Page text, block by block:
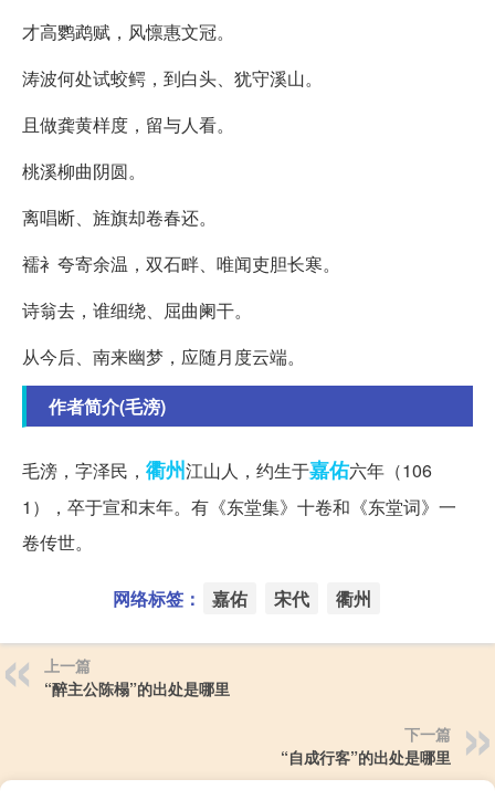
才高鹦鹉赋，风懔惠文冠。
涛波何处试蛟鳄，到白头、犹守溪山。
且做龚黄样度，留与人看。
桃溪柳曲阴圆。
离唱断、旌旗却卷春还。
襦衤夸寄余温，双石畔、唯闻吏胆长寒。
诗翁去，谁细绕、屈曲阑干。
从今后、南来幽梦，应随月度云端。
作者简介(毛滂)
毛滂，字泽民， 衢州江山人，约生于嘉佑六年（106
1），卒于宣和末年。有《东堂集》十卷和《东堂词》一
卷传世。
网络标签： 嘉佑 宋代 衢州
上一篇
“醉主公陈榻”的出处是哪里
下一篇
“自成行客”的出处是哪里